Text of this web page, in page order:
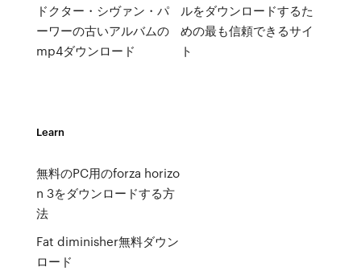
ドクター・シヴァン・パ
ーワーの古いアルバムの
mp4ダウンロード
ルをダウンロードするた
めの最も信頼できるサイ
ト
Learn
無料のPC用のforza horizo​​
n 3をダウンロードする方
法
Fat diminisher無料ダウン
ロード